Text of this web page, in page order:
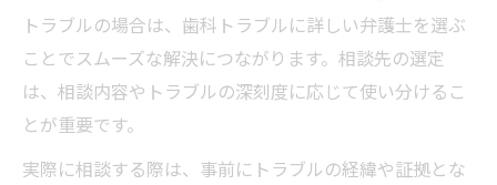
トラブルの場合は、歯科トラブルに詳しい弁護士を選ぶ
ことでスムーズな解決につながります。相談先の選定
は、相談内容やトラブルの深刻度に応じて使い分けるこ
とが重要です。
実際に相談する際は、事前にトラブルの経緯や証拠とな